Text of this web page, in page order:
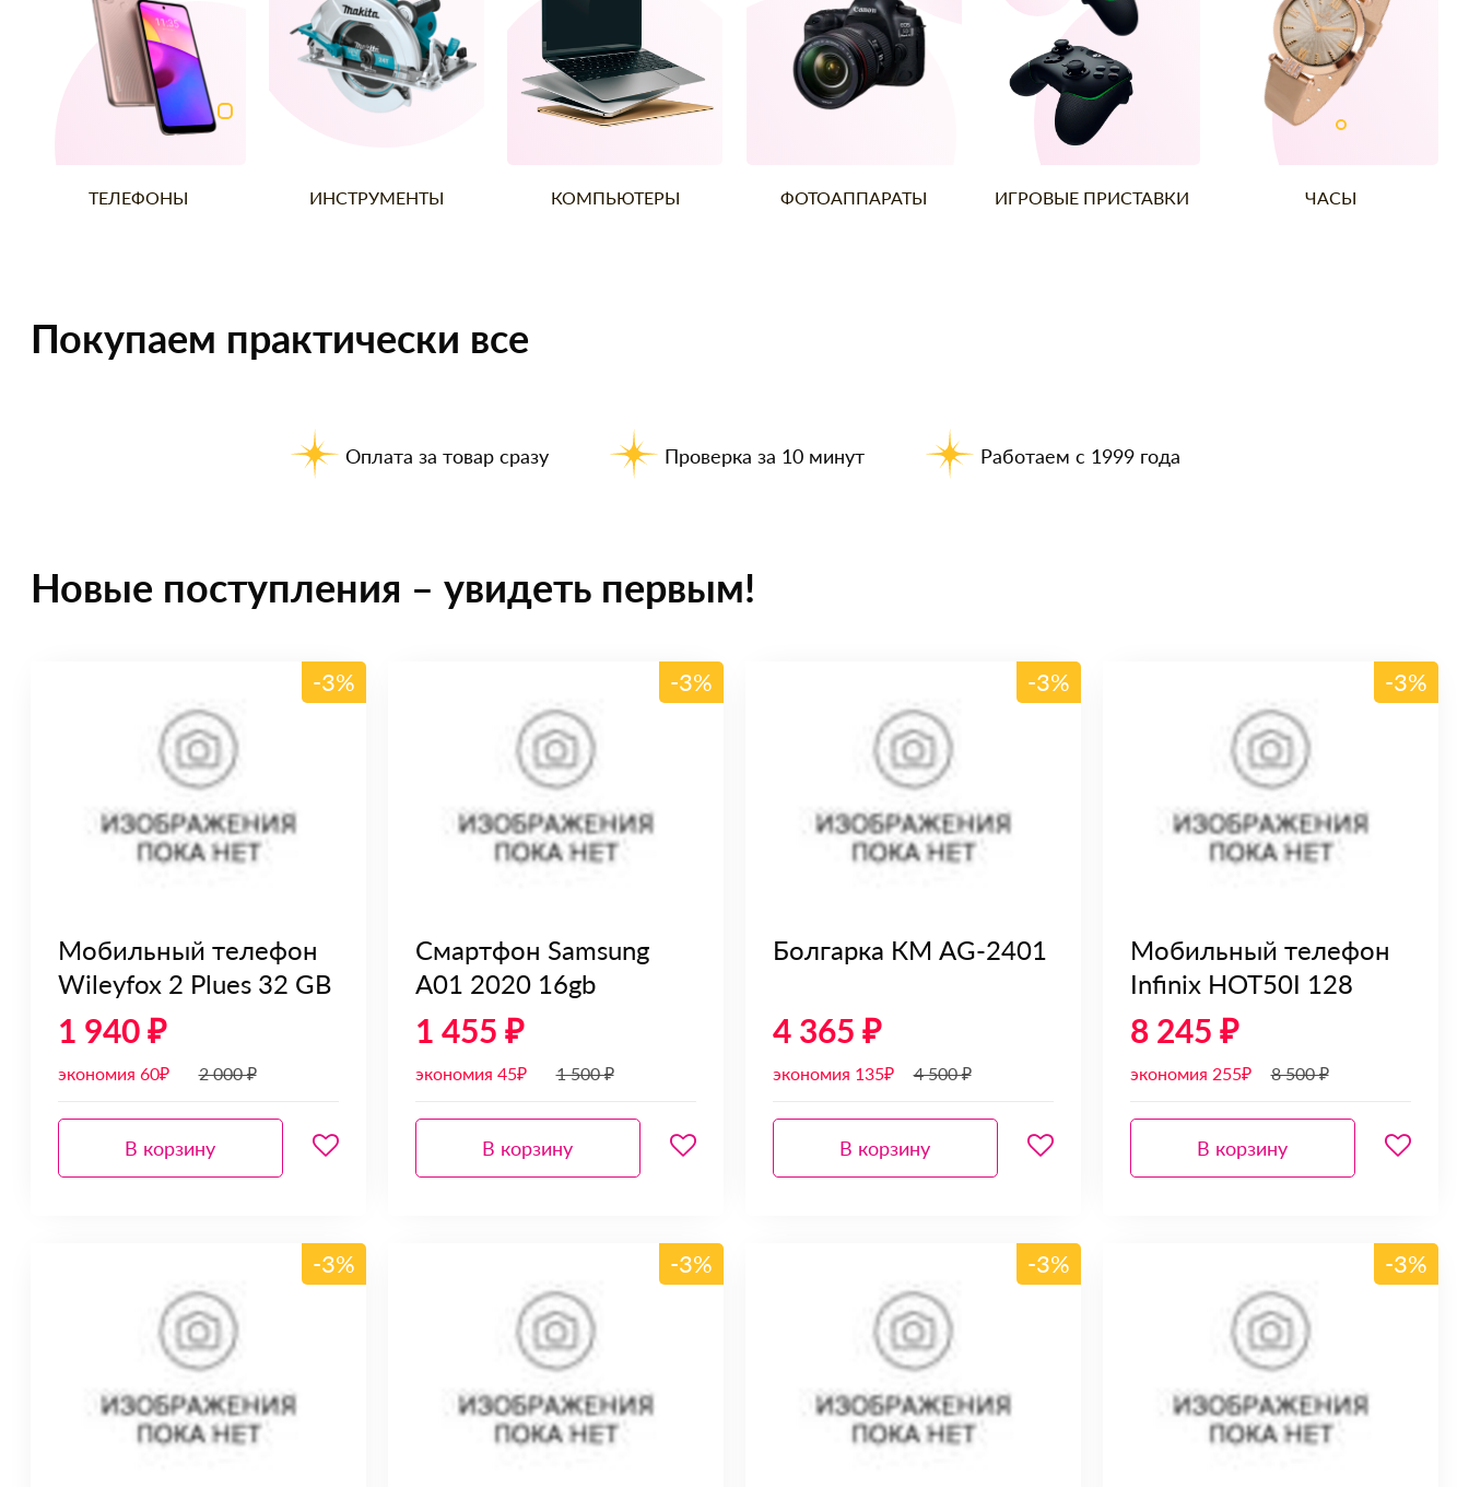
ТЕЛЕФОНЫ ИНСТРУМЕНТЫ КОМПЬЮТЕРЫ ФОТОАППАРАТЫ ИГРОВЫЕ ПРИСТАВКИ ЧАСЫ
Покупаем практически все
Оплата за товар сразу Проверка за 10 минут Работаем с 1999 года
Новые поступления – увидеть первым!
-3%
Мобильный телефон
Wileyfox 2 Plues 32 GB
1 940 ₽
экономия 60₽ 2 000 ₽
В корзину
-3%
Смартфон Samsung
A01 2020 16gb
1 455 ₽
экономия 45₽ 1 500 ₽
В корзину
-3%
Болгарка КМ AG-2401
4 365 ₽
экономия 135₽ 4 500 ₽
В корзину
-3%
Мобильный телефон
Infinix HOT50I 128
8 245 ₽
экономия 255₽ 8 500 ₽
В корзину
-3% -3% -3% -3%